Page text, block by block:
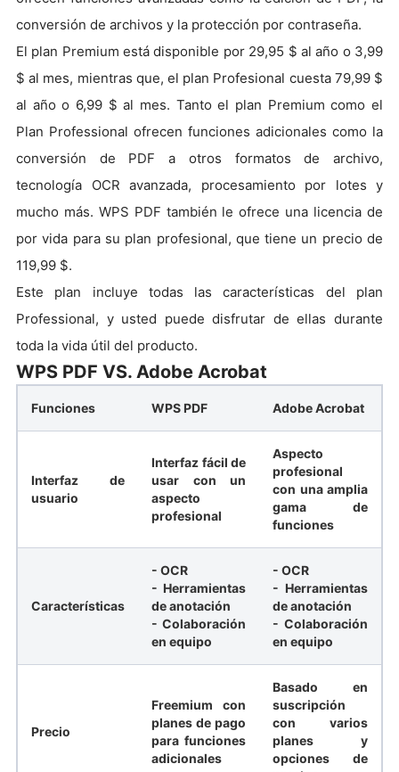
conversión de archivos y la protección por contraseña.
El plan Premium está disponible por 29,95 $ al año o 3,99
$ al mes, mientras que, el plan Profesional cuesta 79,99 $
al año o 6,99 $ al mes. Tanto el plan Premium como el
Plan Professional ofrecen funciones adicionales como la
conversión de PDF a otros formatos de archivo,
tecnología OCR avanzada, procesamiento por lotes y
mucho más. WPS PDF también le ofrece una licencia de
por vida para su plan profesional, que tiene un precio de
119,99 $.
Este plan incluye todas las características del plan
Professional, y usted puede disfrutar de ellas durante
toda la vida útil del producto.
WPS PDF VS. Adobe Acrobat
Funciones WPS PDF Adobe Acrobat
Interfaz de
usuario
Interfaz fácil de
usar con un
aspecto
profesional
Aspecto
profesional
con una amplia
gama de
funciones
Características
- OCR
- Herramientas
de anotación
- Colaboración
en equipo
- OCR
- Herramientas
de anotación
- Colaboración
en equipo
Precio
Freemium con
planes de pago
para funciones
adicionales
Basado en
suscripción
con varios
planes y
opciones de